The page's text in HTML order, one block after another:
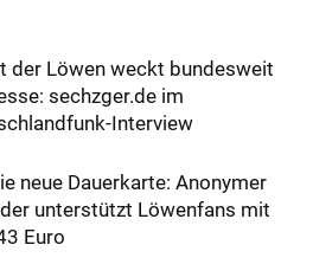
der Löwen weckt bundesweit
sechzger.de im
Interview
neue Dauerkarte: Anonymer
unterstützt Löwenfans mit
Euro